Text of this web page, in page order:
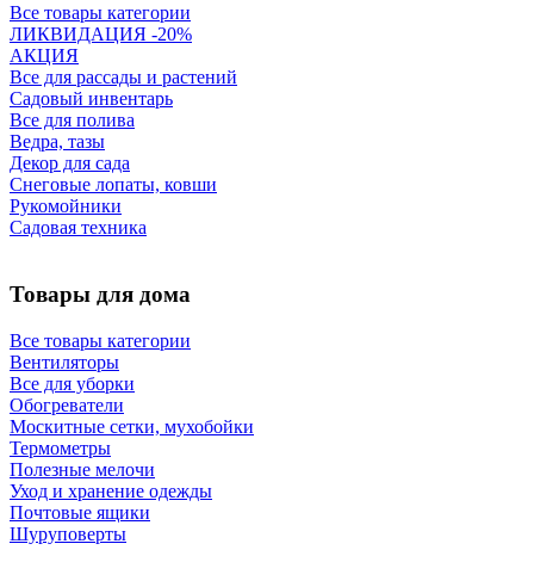
Все товары категории
ЛИКВИДАЦИЯ -20%
АКЦИЯ
Все для рассады и растений
Садовый инвентарь
Все для полива
Ведра, тазы
Декор для сада
Снеговые лопаты, ковши
Рукомойники
Садовая техника
Товары для дома
Все товары категории
Вентиляторы
Все для уборки
Обогреватели
Москитные сетки, мухобойки
Термометры
Полезные мелочи
Уход и хранение одежды
Почтовые ящики
Шуруповерты